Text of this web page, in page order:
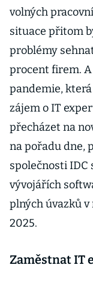
volných
situace přitom
problémy
procent firem.
pandemie,
zájem o IT
přecházet na
na pořadu dne,
společnosti IDC
vývojářích
plných úvazků v
2025.
Zaměstnat IT